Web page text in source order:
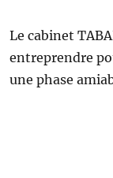
Le cabinet
entreprendre
une phase